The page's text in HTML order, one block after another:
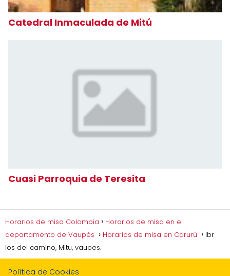
Catedral Inmaculada de Mitú
Cuasi Parroquia de Teresita
Horarios de misa Colombia
Horarios de misa en el
departamento de Vaupés
Horarios de misa en Carurú
Ibr
los del camino, Mitu, vaupes.
Política de Cookies